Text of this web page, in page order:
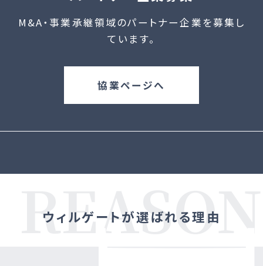
M&A・事業承継領域のパートナー企業を募集し
ています。
協業ページへ
ウィルゲートが選ばれる理由